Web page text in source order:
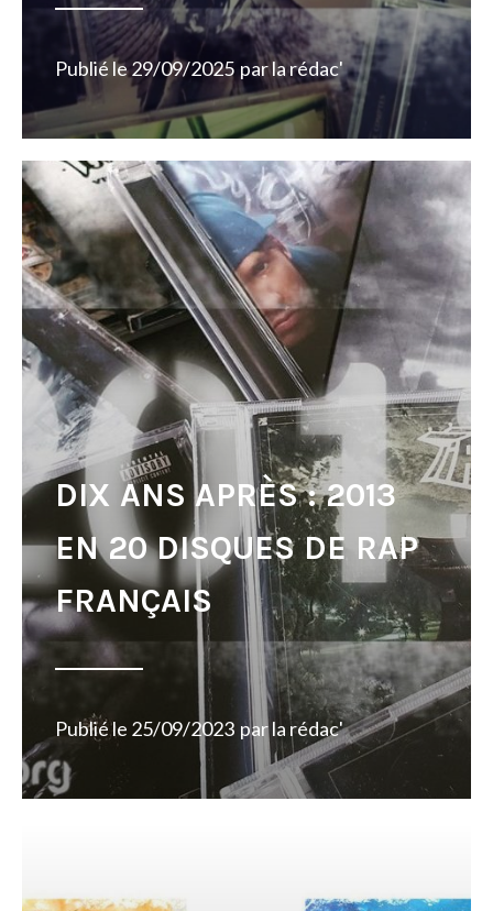
Publié le29/09/2025 parla rédac'
DIX ANS APRÈS : 2013
EN 20 DISQUES DE RAP
FRANÇAIS
Publié le 25/09/2023 parla rédac'